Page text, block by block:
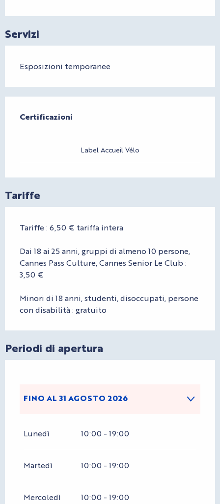
Servizi
Esposizioni temporanee
Offerte di prestazioni
Certificazioni
Certificazioni
Label Accueil Vélo
Tariffe
Tariffe : 6,50 € tariffa intera
Dai 18 ai 25 anni, gruppi di almeno 10 persone,
Cannes Pass Culture, Cannes Senior Le Club :
3,50 €
Minori di 18 anni, studenti, disoccupati, persone
con disabilità : gratuito
Periodi di apertura
1 GENNAIO 2026AL 30 GIUGNO
2026
FINO AL 31 AGOSTO 2026
DAL 1 SETTEMBRE 2026
GIUGNO 2027
Lunedì 10:00 - 19:00
Martedì 10:00 - 19:00
Mercoledì 10:00 - 19:00